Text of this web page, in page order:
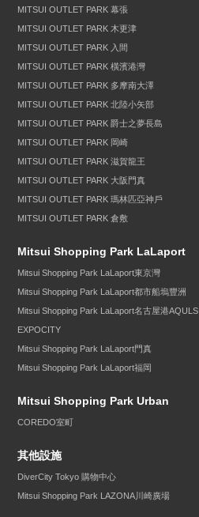
MITSUI OUTLET PARK 幕張
MITSUI OUTLET PARK 木更津
MITSUI OUTLET PARK 入間
MITSUI OUTLET PARK 橫濱港灣
MITSUI OUTLET PARK 多摩南大澤
MITSUI OUTLET PARK 北陸小矢部
MITSUI OUTLET PARK 爵士之夢長島
MITSUI OUTLET PARK 岡崎
MITSUI OUTLET PARK 滋賀龍王
MITSUI OUTLET PARK 大阪門真
MITSUI OUTLET PARK 瑪林匹亞神戶
MITSUI OUTLET PARK 倉敷
Mitsui Shopping Park LaLaport
Mitsui Shopping Park LaLaport東京灣
Mitsui Shopping Park LaLaport都市船塢豐洲
Mitsui Shopping Park LaLaport名古屋港AQULS
EXPOCITY
Mitsui Shopping Park LaLaport門真
Mitsui Shopping Park LaLaport福岡
Mitsui Shopping Park Urban
COREDO室町
其他設施
DiverCity Tokyo 購物中心
Mitsui Shopping Park LAZONA川崎廣場